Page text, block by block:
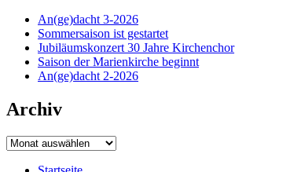
An(ge)dacht 3-2026
Sommersaison ist gestartet
Jubiläumskonzert 30 Jahre Kirchenchor
Saison der Marienkirche beginnt
An(ge)dacht 2-2026
Archiv
Archiv